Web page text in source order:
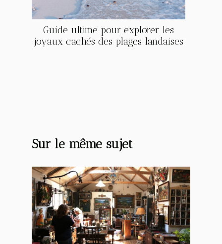
Guide ultime pour explorer les
joyaux cachés des plages landaises
Sur le même sujet